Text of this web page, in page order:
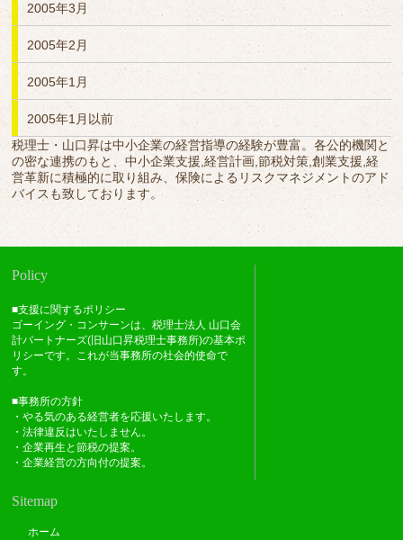
2005年3月
2005年2月
2005年1月
2005年1月以前
税理士・山口昇は中小企業の経営指導の経験が豊富。各公的機関と
の密な連携のもと、中小企業支援,経営計画,節税対策,創業支援,経
営革新に積極的に取り組み、保険によるリスクマネジメントのアド
バイスも致しております。
Policy
■支援に関するポリシー
ゴーイング・コンサーンは、税理士法人 山口会
計パートナーズ(旧山口昇税理士事務所)の基本ポ
リシーです。これが当事務所の社会的使命で
す。
■事務所の方針
・やる気のある経営者を応援いたします。
・法律違反はいたしません。
・企業再生と節税の提案。
・企業経営の方向付の提案。
Sitemap
ホーム